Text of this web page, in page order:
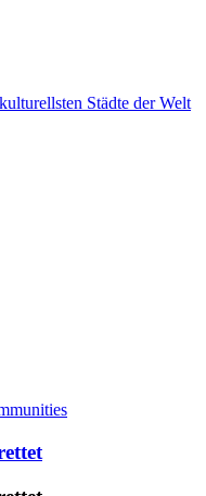
Städte der Welt